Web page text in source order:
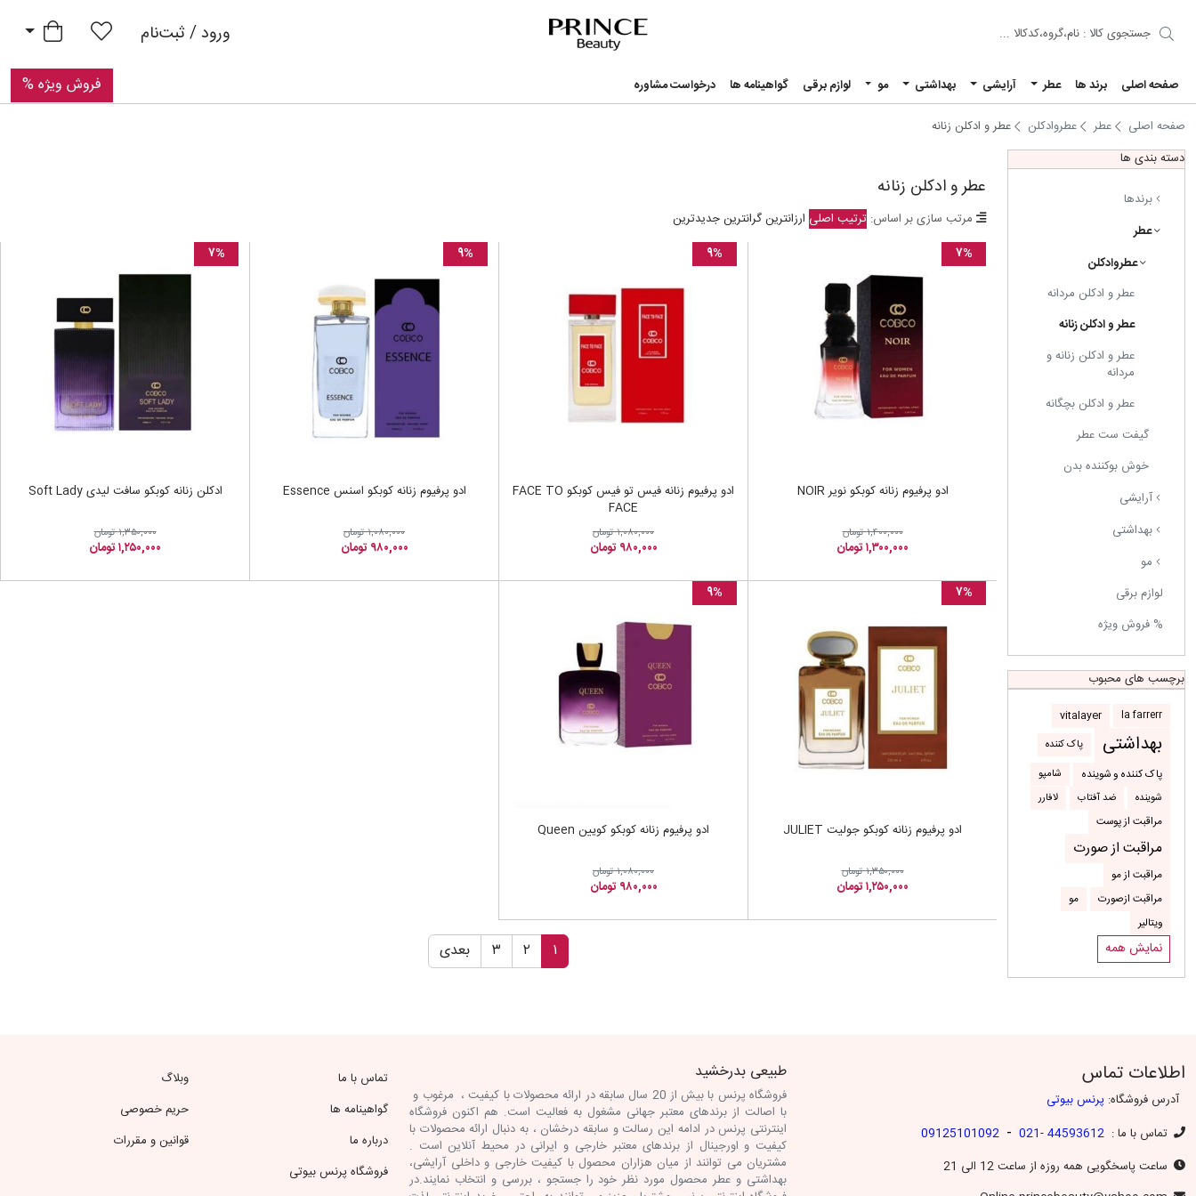
ورود / ثبت‌نام سبد خرید
صفحه اصلی برند ها عطر آرایشی بهداشتی مو لوازم برقی گواهینامه ها درخواست مشاوره فروش ویژه %
صفحه اصلی عطر عطروادکلن
عطر و ادکلن زنانه
دسته بندی ها
برندها
عطر
عطروادکلن
عطر و ادکلن مردانه
عطر و ادکلن زنانه
عطر و ادکلن زنانه و
مردانه
عطر و ادکلن بچگانه
گیفت ست عطر
خوش بوکننده بدن
آرایشی
بهداشتی
مو
لوازم برقی
% فروش ویژه
برچسب های محبوب
la farrerr
vitalayer
بهداشتی
پاک کننده
پاک کننده و شوینده
شامپو
شوینده
ضد آفتاب
لافارر
مراقبت از پوست
مراقبت از صورت
مراقبت از مو
مراقبت ازصورت
مو
ویتالیر
نمایش همه
عطر و ادکلن زنانه
مرتب سازی بر اساس: ترتیب اصلی ارزانترینگرانترینجدیدترین
۷%
ادو پرفیوم زنانه کوبکو نویر NOIR
۱,۴۰۰,۰۰۰ تومان
۱,۳۰۰,۰۰۰ تومان
۹%
ادو پرفیوم زنانه فیس تو فیس کوبکو FACE TO
FACE
۱,۰۸۰,۰۰۰ تومان
۹۸۰,۰۰۰ تومان
۹%
ادو پرفیوم زنانه کوبکو اسنس Essence
۱,۰۸۰,۰۰۰ تومان
۹۸۰,۰۰۰ تومان
۷%
ادکلن زنانه کوبکو سافت لیدی Soft Lady
۱,۳۵۰,۰۰۰ تومان
۱,۲۵۰,۰۰۰ تومان
۷%
ادو پرفیوم زنانه کوبکو جولیت JULIET
۱,۳۵۰,۰۰۰ تومان
۱,۲۵۰,۰۰۰ تومان
۹%
ادو پرفیوم زنانه کوبکو کویین Queen
۱,۰۸۰,۰۰۰ تومان
۹۸۰,۰۰۰ تومان
۱ ۲ ۳ بعدی
اطلاعات تماس
آدرس فروشگاه: پرنس بیوتی
تماس با ما : 44593612 -021
-
09125101092
ساعت پاسخگویی همه روزه از ساعت 12 الی 21
طبیعی بدرخشید
فروشگاه پرنس با بیش از 20 سال سابقه در ارائه محصولات با کیفیت ، مرغوب و
با اصالت از برندهای معتبر جهانی مشغول به فعالیت است. هم اکنون فروشگاه
اینترنتی پرنس در ادامه این رسالت و سابقه درخشان ، به دنبال ارائه محصولات با
کیفیت و اورجینال از برندهای معتبر خارجی و ایرانی در محیط آنلاین است .
مشتریان می توانند از میان هزاران محصول با کیفیت خارجی و داخلی آرایشی،
بهداشتی و عطر محصول مورد نظر خود را جستجو ، بررسی و انتخاب نمایند.در
تماس با ما
گواهینامه ها
درباره ما
فروشگاه پرنس بیوتی
وبلاگ
حریم خصوصی
قوانین و مقررات